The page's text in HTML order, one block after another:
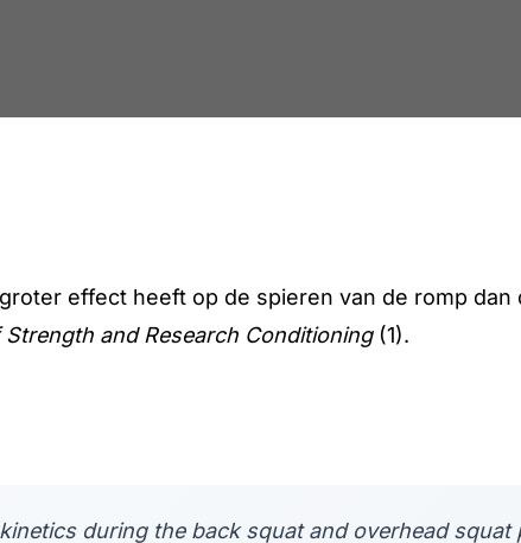
effect heeft op de spieren van de romp dan
and Research Conditioning(1).
during the back squat and overhead squat